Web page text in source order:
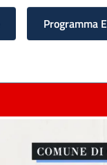
Programma